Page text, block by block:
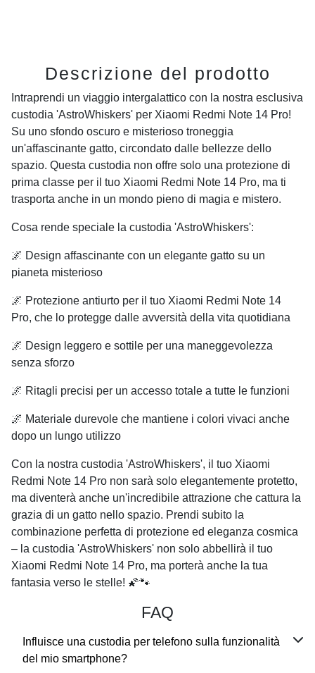
Descrizione del prodotto
Intraprendi un viaggio intergalattico con la nostra esclusiva
custodia 'AstroWhiskers' per Xiaomi Redmi Note 14 Pro!
Su uno sfondo oscuro e misterioso troneggia
un'affascinante gatto, circondato dalle bellezze dello
spazio. Questa custodia non offre solo una protezione di
prima classe per il tuo Xiaomi Redmi Note 14 Pro, ma ti
trasporta anche in un mondo pieno di magia e mistero.
Cosa rende speciale la custodia 'AstroWhiskers':
🌌 Design affascinante con un elegante gatto su un
pianeta misterioso
🌌 Protezione antiurto per il tuo Xiaomi Redmi Note 14
Pro, che lo protegge dalle avversità della vita quotidiana
🌌 Design leggero e sottile per una maneggevolezza
senza sforzo
🌌 Ritagli precisi per un accesso totale a tutte le funzioni
🌌 Materiale durevole che mantiene i colori vivaci anche
dopo un lungo utilizzo
Con la nostra custodia 'AstroWhiskers', il tuo Xiaomi
Redmi Note 14 Pro non sarà solo elegantemente protetto,
ma diventerà anche un'incredibile attrazione che cattura la
grazia di un gatto nello spazio. Prendi subito la
combinazione perfetta di protezione ed eleganza cosmica
– la custodia 'AstroWhiskers' non solo abbellirà il tuo
Xiaomi Redmi Note 14 Pro, ma porterà anche la tua
fantasia verso le stelle! 🌠🐾
FAQ
Influisce una custodia per telefono sulla funzionalità
del mio smartphone?